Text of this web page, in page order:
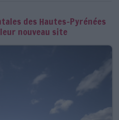
des Hautes-Pyrénées
nouveau site